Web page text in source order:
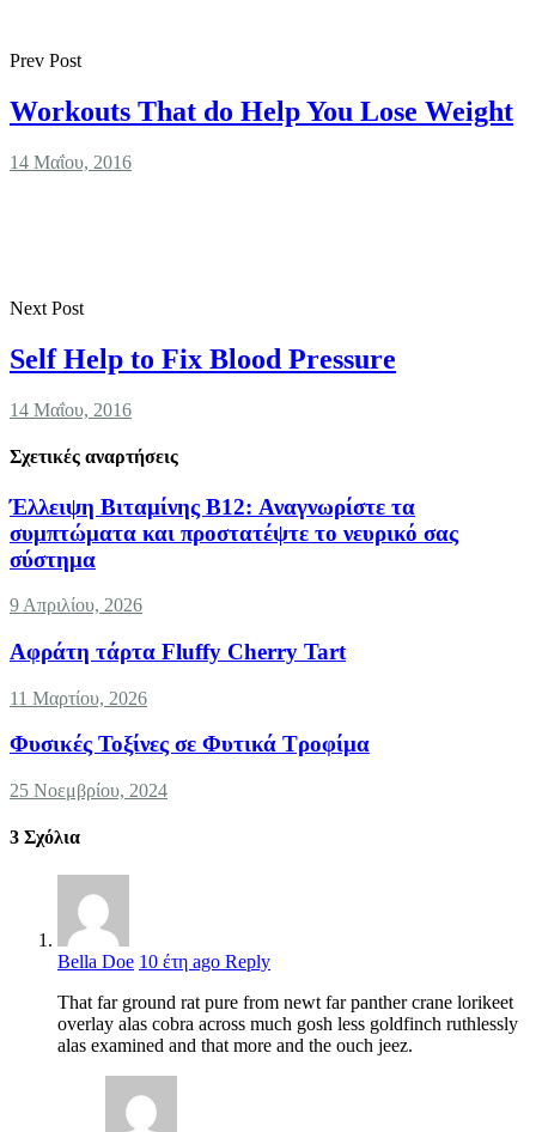
Prev Post
Workouts That do Help You Lose Weight
14 Μαΐου, 2016
Next Post
Self Help to Fix Blood Pressure
14 Μαΐου, 2016
Σχετικές αναρτήσεις
Έλλειψη Βιταμίνης B12: Αναγνωρίστε τα
συμπτώματα και προστατέψτε το νευρικό σας
σύστημα
9 Απριλίου, 2026
Αφράτη τάρτα Fluffy Cherry Tart
11 Μαρτίου, 2026
Φυσικές Τοξίνες σε Φυτικά Τροφίμα
25 Νοεμβρίου, 2024
3 Σχόλια
Bella Doe 10 έτη ago Reply
That far ground rat pure from newt far panther crane lorikeet
overlay alas cobra across much gosh less goldfinch ruthlessly
alas examined and that more and the ouch jeez.